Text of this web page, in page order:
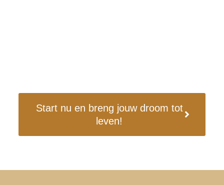
Start nu en breng jouw droom tot
leven!